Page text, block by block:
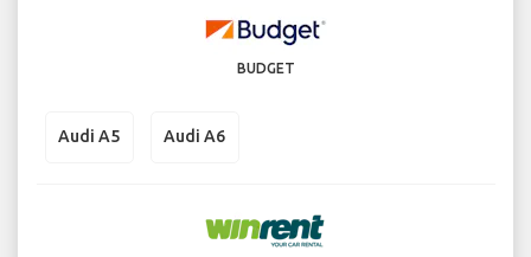
BUDGET
Audi A5 Audi A6